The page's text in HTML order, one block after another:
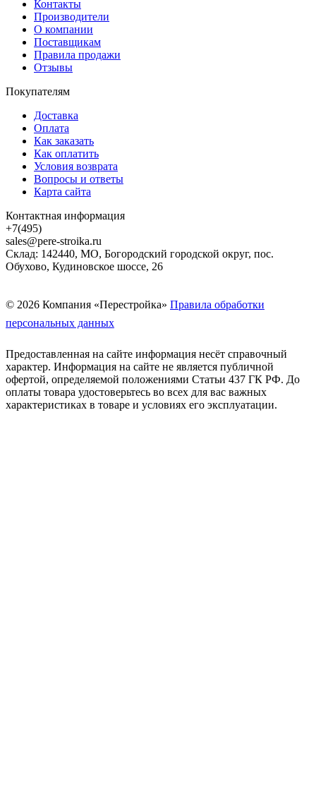
Контакты
Производители
О компании
Поставщикам
Правила продажи
Отзывы
Покупателям
Доставка
Оплата
Как заказать
Как оплатить
Условия возврата
Вопросы и ответы
Карта сайта
Контактная информация
+7(495)
sales@pere-stroika.ru
Склад: 142440, МО, Богородский городской округ, пос.
Обухово, Кудиновское шоссе, 26
© 2026 Компания «Перестройка» Правила обработки
персональных данных
Предоставленная на сайте информация несёт справочный
характер. Информация на сайте не является публичной
офертой, определяемой положениями Статьи 437 ГК РФ. До
оплаты товара удостоверьтесь во всех для вас важных
характеристиках в товаре и условиях его эксплуатации.